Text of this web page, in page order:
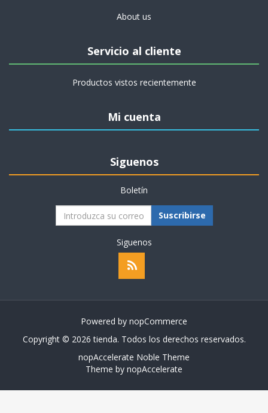
About us
Servicio al cliente
Productos vistos recientemente
Mi cuenta
Siguenos
Boletín
Suscribirse
Siguenos
Powered by nopCommerce
Copyright © 2026 tienda. Todos los derechos reservados.
nopAccelerate Noble Theme
Theme by nopAccelerate